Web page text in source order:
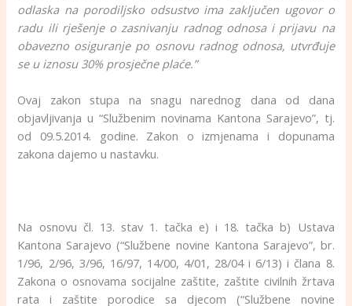
odlaska na porodiljsko odsustvo ima zaključen ugovor o
radu ili rješenje o zasnivanju radnog odnosa i prijavu na
obavezno osiguranje po osnovu radnog odnosa, utvrđuje
se u iznosu 30% prosječne plaće.”
Ovaj zakon stupa na snagu narednog dana od dana
objavljivanja u “Službenim novinama Kantona Sarajevo”, tj.
od 09.5.2014. godine. Zakon o izmjenama i dopunama
zakona dajemo u nastavku.
Na osnovu čl. 13. stav 1. tačka e) i 18. tačka b) Ustava
Kantona Sarajevo (“Službene novine Kantona Sarajevo”, br.
1/96, 2/96, 3/96, 16/97, 14/00, 4/01, 28/04 i 6/13) i člana 8.
Zakona o osnovama socijalne zaštite, zaštite civilnih žrtava
rata i zaštite porodice sa djecom (“Službene novine